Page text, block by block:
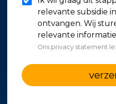
relevante subsidie
ontvangen. Wij
relevante
Ons privacy statement